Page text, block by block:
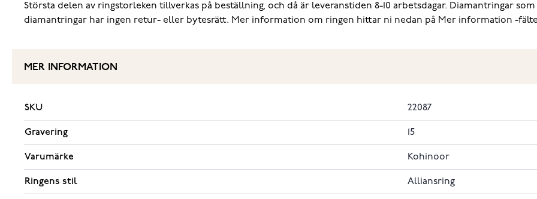
Största delen av ringstorleken tillverkas på beställning, och då är leveranstiden 8-10 arbetsdagar. Diamantringar
diamantringar har ingen retur- eller bytesrätt. Mer information om ringen hittar ni nedan på Mer information -
MER INFORMATION
SKU 22087
Gravering 15
Varumärke Kohinoor
Ringens stil Alliansring